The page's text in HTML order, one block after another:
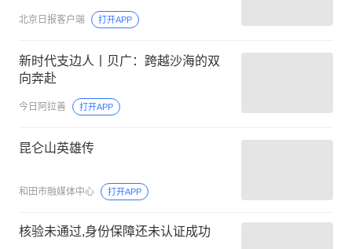
北京日报客户端 打开APP
新时代支边人丨贝广：跨越沙海的双
向奔赴
今日阿拉善 打开APP
昆仑山英雄传
和田市融媒体中心 打开APP
核验未通过,身份保障还未认证成功